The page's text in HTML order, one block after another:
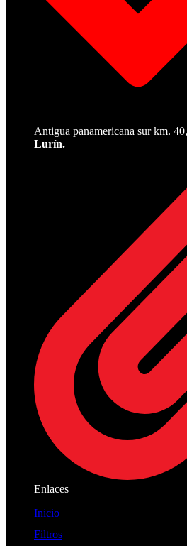
Antigua panamericana sur km.
Lurín.
Enlaces
Inicio
Filtros